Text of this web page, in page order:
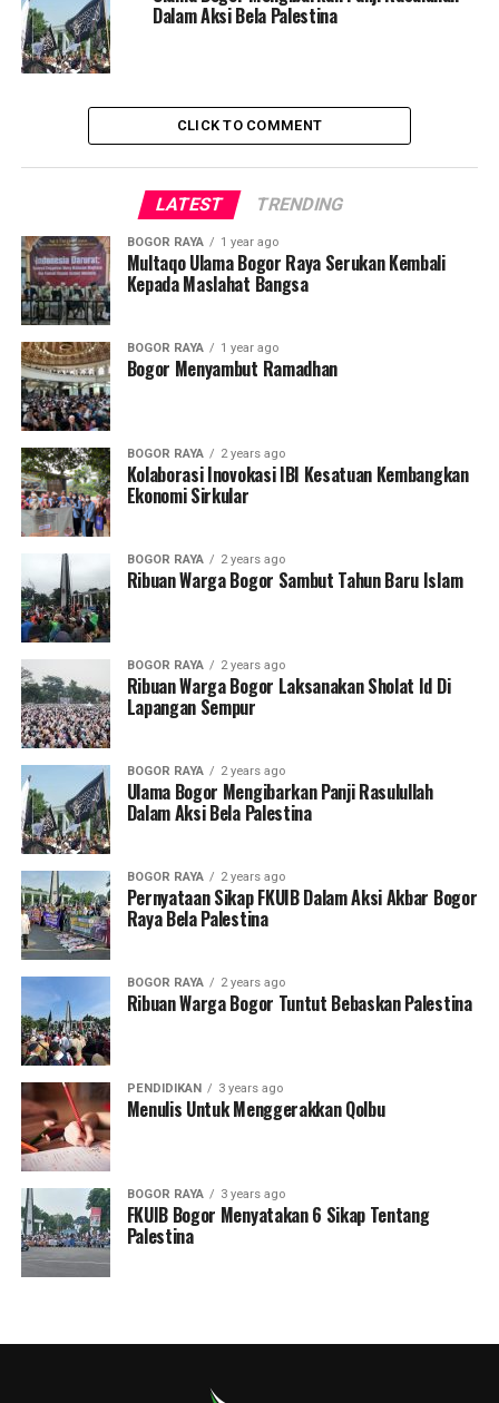
Dalam Aksi Bela Palestina
CLICK TO COMMENT
LATEST TRENDING
BOGOR RAYA 1 year ago
Multaqo Ulama Bogor Raya Serukan Kembali
Kepada Maslahat Bangsa
BOGOR RAYA 1 year ago
Bogor Menyambut Ramadhan
BOGOR RAYA 2 years ago
Kolaborasi Inovokasi IBI Kesatuan Kembangkan
Ekonomi Sirkular
BOGOR RAYA 2 years ago
Ribuan Warga Bogor Sambut Tahun Baru Islam
BOGOR RAYA 2 years ago
Ribuan Warga Bogor Laksanakan Sholat Id Di
Lapangan Sempur
BOGOR RAYA 2 years ago
Ulama Bogor Mengibarkan Panji Rasulullah
Dalam Aksi Bela Palestina
BOGOR RAYA 2 years ago
Pernyataan Sikap FKUIB Dalam Aksi Akbar Bogor
Raya Bela Palestina
BOGOR RAYA 2 years ago
Ribuan Warga Bogor Tuntut Bebaskan Palestina
PENDIDIKAN 3 years ago
Menulis Untuk Menggerakkan Qolbu
BOGOR RAYA 3 years ago
FKUIB Bogor Menyatakan 6 Sikap Tentang
Palestina